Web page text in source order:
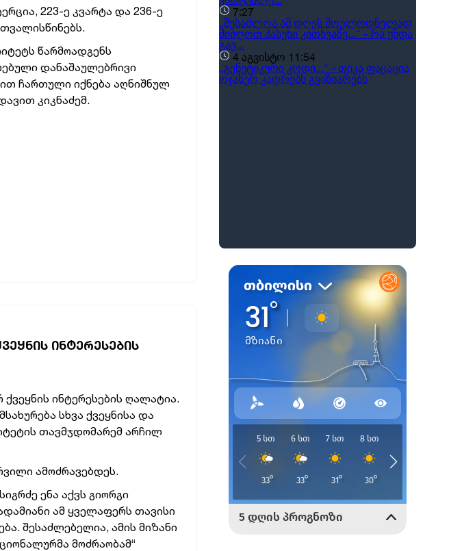
223-ე კვარტა და 236-ე
წარმოადგენს
დანაშაულებრივი
ჩართული იქნება აღნიშნულ
კიკნაძემ.
ᲘᲜᲢᲔᲠᲔᲡᲔᲑᲘᲡ
ინტერესების ღალატია.
სხვა ქვეყნისა და
თავმჯდომარემ არჩილ
ამოძრავებდეს.
ენა აქვს გიორგი
ამ ყველაფერს თავისი
შესაძლებელია, ამის მიზანი
მოძრაობამ“